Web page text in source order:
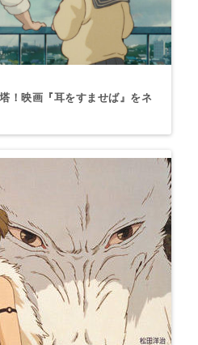
！映画『耳をすませば』をネ